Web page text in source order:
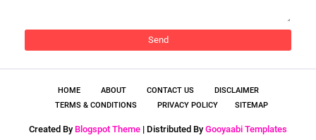
HOME ABOUT CONTACT US
DISCLAIMER
TERMS & CONDITIONS
PRIVACY POLICY SITEMAP
Created By Blogspot Theme | Distributed By Gooyaabi Templates